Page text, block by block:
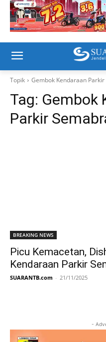
Topik Gembok Kendaraan
Tag: Gembok
Parkir
BREAKING NEWS
Picu Kemacetan,
Kendaraan Parkir
SUARANTB.com - 21/11/2025
-